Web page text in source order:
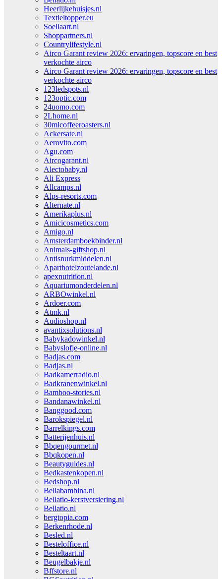
Heerlijkehuisjes.nl
Textieltopper.eu
Soellaart.nl
Shoppartners.nl
Countrylifestyle.nl
Airco Garant review 2026: ervaringen, topscore en best
verkochte airco
Airco Garant review 2026: ervaringen, topscore en best
verkochte airco
123ledspots.nl
123optic.com
24uomo.com
2Lhome.nl
30mlcoffeeroasters.nl
Ackersate.nl
Aerovito.com
Agu.com
Aircogarant.nl
Alectobaby.nl
Ali Express
Allcamps.nl
Alps-resorts.com
Alternate.nl
Amerikaplus.nl
Amicicosmetics.com
Amigo.nl
Amsterdamboekbinder.nl
Animals-giftshop.nl
Antisnurkmiddelen.nl
Aparthotelzoutelande.nl
apexnutrition.nl
Aquariumonderdelen.nl
ARBOwinkel.nl
Ardoer.com
Atmk.nl
Audioshop.nl
avantixsolutions.nl
Babykadowinkel.nl
Babyslofje-online.nl
Badjas.com
Badjas.nl
Badkamerradio.nl
Badkranenwinkel.nl
Bamboo-stories.nl
Bandanawinkel.nl
Banggood.com
Barokspiegel.nl
Barrelkings.com
Batterijenhuis.nl
Bbqengourmet.nl
Bbqkopen.nl
Beautyguides.nl
Bedkastenkopen.nl
Bedshop.nl
Bellabambina.nl
Bellatio-kerstversiering.nl
Bellatio.nl
bergtopia.com
Berkenrhode.nl
Besled.nl
Besteloffice.nl
Besteltaart.nl
Beugelbakje.nl
Bffstore.nl